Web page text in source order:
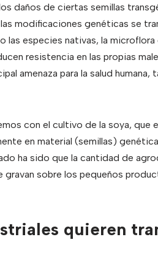
daños de ciertas semillas
modificaciones genéticas se
las especies nativas, la
resistencia en las propias
amenaza para la salud
con el cultivo de la soya, que
en material (semillas)
ha sido que la cantidad de
sobre los pequeños
quieren